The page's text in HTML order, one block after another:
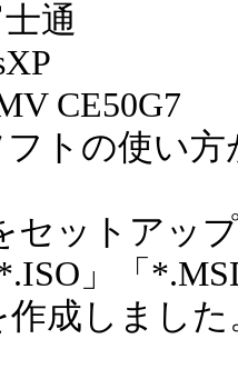
通
CE50G7
トの使い
セットアッ
」「
成しまし